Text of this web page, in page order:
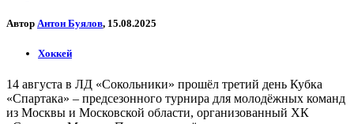
Автор Антон Буялов, 15.08.2025
Хоккей
14 августа в ЛД «Сокольники» прошёл третий день Кубка
«Спартака» – предсезонного турнира для молодёжных команд
из Москвы и Московской области, организованный ХК